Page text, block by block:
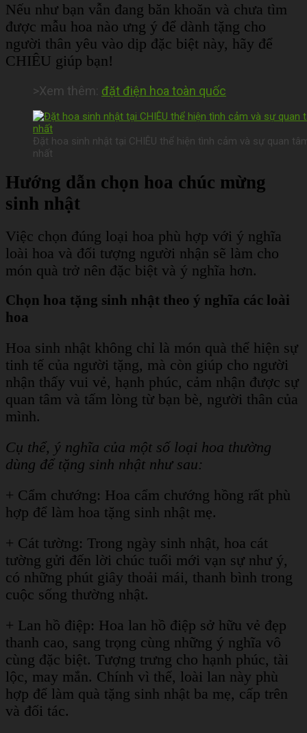
Nếu như bạn vẫn đang băn khoăn và chưa tìm
được mẫu hoa nào ưng ý để dành tặng cho
người thân yêu vào dịp đặc biệt này, hãy để
CHIÊU giúp bạn!
>Xem thêm: đặt điện hoa toàn quốc
Đặt hoa sinh nhật tại CHIÊU thể hiện tình cảm và sự quan
nhất
Hướng dẫn chọn hoa chúc mừng
sinh nhật
Việc chọn đúng loại hoa phù hợp với ý nghĩa
loài hoa và đối tượng người nhận sẽ làm cho
món quà trở nên đặc biệt và ý nghĩa hơn.
Chọn hoa tặng sinh nhật theo ý nghĩa các loài
hoa
Hoa sinh nhật không chỉ là món quà thể hiện sự
tinh tế của người tặng, mà còn giúp cho người
nhận thấy vui vẻ, hạnh phúc, cảm nhận được sự
quan tâm và tấm lòng từ bạn bè, người thân của
mình.
Cụ thể, ý nghĩa của một số loại hoa thường
dùng để tặng sinh nhật như sau:
+ Cẩm chướng: Hoa cẩm chướng hồng rất phù
hợp để làm hoa tặng sinh nhật mẹ.
+ Cát tường: Trong ngày sinh nhật, hoa cát
tường gửi đến lời chúc tuổi mới vạn sự như ý,
có những phút giây thoải mái, thanh bình trong
cuộc sống thường nhật.
+ Lan hồ điệp: Hoa lan hồ điệp sở hữu vẻ đẹp
thanh cao, sang trọng cùng những ý nghĩa vô
cùng đặc biệt. Tượng trưng cho hạnh phúc, tài
lộc, may mắn. Chính vì thế, loài lan này phù
hợp để làm quà tặng sinh nhật ba mẹ, cấp trên
và đối tác.